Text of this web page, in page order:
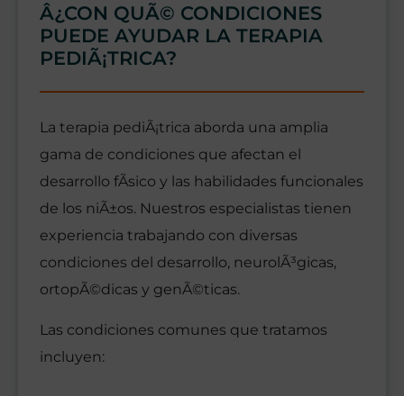
Â¿CON QUÃ© CONDICIONES
PUEDE AYUDAR LA TERAPIA
PEDIÃ¡TRICA?
La terapia pediÃ¡trica aborda una amplia
gama de condiciones que afectan el
desarrollo fÃ­sico y las habilidades funcionales
de los niÃ±os. Nuestros especialistas tienen
experiencia trabajando con diversas
condiciones del desarrollo, neurolÃ³gicas,
ortopÃ©dicas y genÃ©ticas.
Las condiciones comunes que tratamos
incluyen: